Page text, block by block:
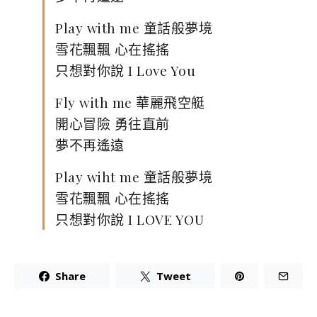
Play with me 童話般夢境
雪花飄飄 心在搖搖
只想對你說 I Love You
Fly with me 華麗飛空艇
開心冒險 勇往直前
夢不再遙遠
Play wiht me 童話般夢境
雪花飄飄 心在搖搖
只想對你說 I LOVE YOU
Share Tweet